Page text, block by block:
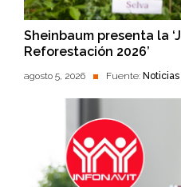
Sheinbaum presenta la
Reforestación 2026’
agosto 5, 2026 Fuente: